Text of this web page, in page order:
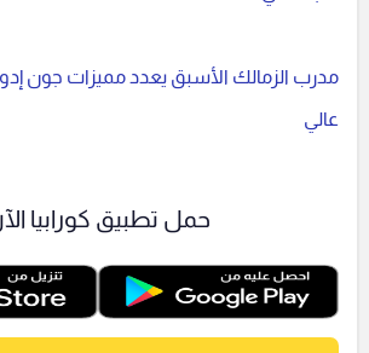
مدرب الزمالك الأسبق يعدد مميزات جون
عالي
حمل تطبيق كورابيا